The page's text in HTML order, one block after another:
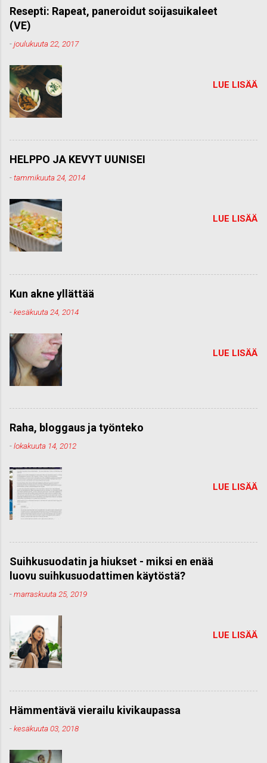
m
e
n
Resepti: Rapeat, paneroidut soijasuikaleet
(VE)
-joulukuuta 22, 2017
LUE LISÄÄ
HELPPO JA KEVYT UUNISEI
-tammikuuta 24, 2014
LUE LISÄÄ
Kun akne yllättää
-kesäkuuta 24, 2014
LUE LISÄÄ
Raha, bloggaus ja työnteko
-lokakuuta 14, 2012
LUE LISÄÄ
Suihkusuodatin ja hiukset - miksi en enää
luovu suihkusuodattimen käytöstä?
-marraskuuta 25, 2019
LUE LISÄÄ
Hämmentävä vierailu kivikaupassa
-kesäkuuta 03, 2018